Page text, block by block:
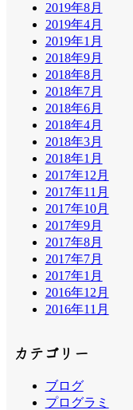
2019年8月
2019年4月
2019年1月
2018年9月
2018年8月
2018年7月
2018年6月
2018年4月
2018年3月
2018年1月
2017年12月
2017年11月
2017年10月
2017年9月
2017年8月
2017年7月
2017年1月
2016年12月
2016年11月
カテゴリー
ブログ
プログラミ